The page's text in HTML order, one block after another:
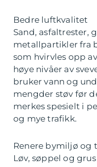
Bedre luftkvalitet
Sand, asfaltrester,
metallpartikler fra
som hvirvles opp
høye nivåer av
bruker vann og
mengder støv før
merkes spesielt i
og mye trafikk.
Renere bymiljø og
Løv, søppel og